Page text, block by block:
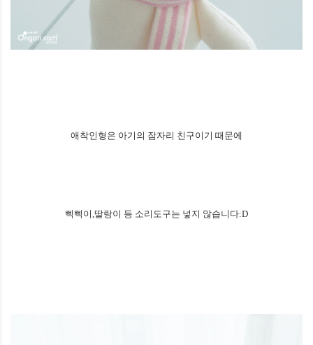
애착인형은 아기의 잠자리 친구이기 때문에
삑삑이,딸랑이 등 소리도구는 넣지 않습니다:D